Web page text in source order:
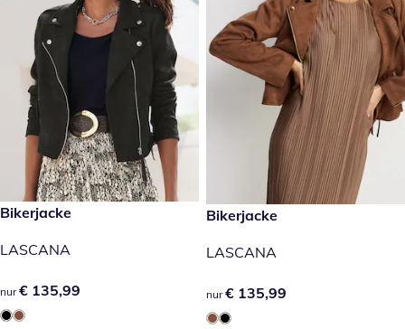
€ 135,99
Bikerjacke
LASCANA
€ 135,99
nur € 135,99
€ 135,99
Bikerjacke
LASCANA
€ 135,99
nur € 135,99